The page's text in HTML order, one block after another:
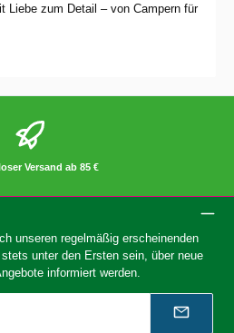
Liebe zum Detail – von Campern für
Versand ab 85 €
unseren regelmäßig erscheinenden
unter den Ersten sein, über neue
informiert werden.